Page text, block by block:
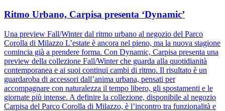
Ritmo Urbano, Carpisa presenta ‘Dynamic’
Una preview Fall/Winter dal ritmo urbano al negozio del Parco
Corolla di Milazzo L’estate è ancora nel pieno, ma la nuova stagione
comincia già a prendere forma. Con Dynamic, Carpisa presenta una
preview della collezione Fall/Winter che guarda alla quotidianità
contemporanea e ai suoi continui cambi di ritmo. Il risultato è un
guardaroba di accessori dall’anima urbana, pensati per
accompagnare con naturalezza il tempo libero, gli spostamenti e le
giornate più intense. A definire la collezione, disponibile al negozio
Carpisa del Parco Corolla di Milazzo, è l’incontro tra funzionalità e